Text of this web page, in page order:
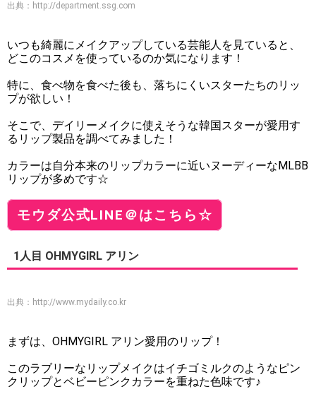
出典： http://department.ssg.com
いつも綺麗にメイクアップしている芸能人を見ていると、
どこのコスメを使っているのか気になります！
特に、食べ物を食べた後も、落ちにくいスターたちのリッ
プが欲しい！
そこで、デイリーメイクに使えそうな韓国スターが愛用す
るリップ製品を調べてみました！
カラーは自分本来のリップカラーに近いヌーディーなMLBB
リップが多めです☆
モウダ公式LINE＠はこちら☆
1人目 OHMYGIRL アリン
出典： http://www.mydaily.co.kr
まずは、OHMYGIRL アリン愛用のリップ！
このラブリーなリップメイクはイチゴミルクのようなピン
クリップとベビーピンクカラーを重ねた色味です♪